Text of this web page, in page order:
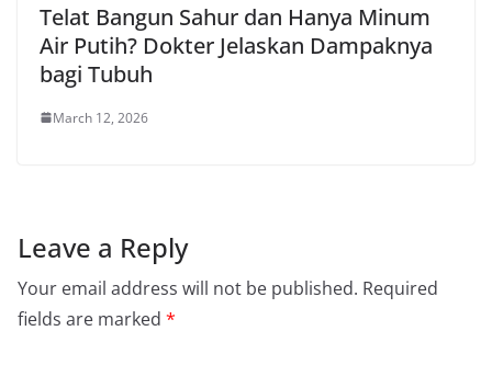
Telat Bangun Sahur dan Hanya Minum
Air Putih? Dokter Jelaskan Dampaknya
bagi Tubuh
March 12, 2026
Leave a Reply
Your email address will not be published. Required
fields are marked *